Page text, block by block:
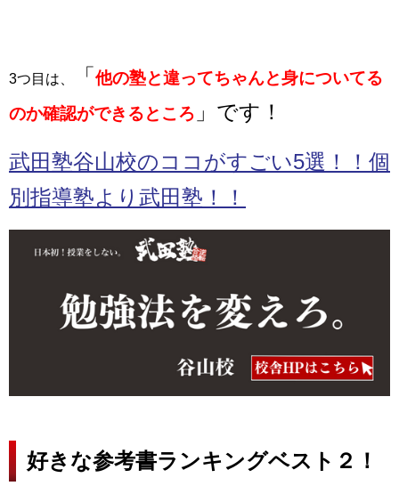
3つ目は、 「 他の塾と違ってちゃんと身についてる
のか確認ができるところ 」です！
武田塾谷山校のココがすごい5選！！個
別指導塾より武田塾！！
好きな参考書ランキングベスト２！